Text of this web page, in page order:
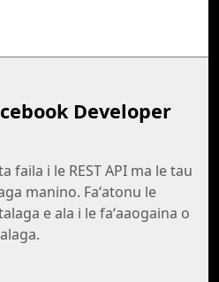
Developer
faila i le REST API ma le tau
manino. Faʻatonu le
e ala i le faʻaaogaina o